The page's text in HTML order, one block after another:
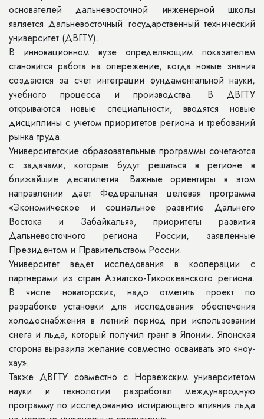
основателей дальневосточной инженерной школы
является Дальневосточный государственный технический
университет (ДВГТУ).
В инновационном вузе определяющим показателем
становится работа на опережение, когда новые знания
создаются за счет интеграции фундаментальной науки,
учебного процесса и производства. В ДВГТУ
открываются новые специальности, вводятся новые
дисциплины с учетом приоритетов региона и требований
рынка труда.
Университетские образовательные программы сочетаются
с задачами, которые будут решаться в регионе в
ближайшие десятилетия. Важные ориентиры в этом
направлении дает Федеральная целевая программа
«Экономическое и социальное развитие Дальнего
Востока и Забайкалья», приоритеты развития
Дальневосточного региона России, заявленные
Президентом и Правительством России.
Университет ведет исследования в кооперации с
партнерами из стран Азиатско-Тихоокеанского региона.
В числе новаторских, надо отметить проект по
разработке установки для исследования обеспечения
холодоснабжения в летний период при использовании
снега и льда, который получил грант в Японии. Японская
сторона выразила желание совместно осваивать это «ноу-
хау».
Также ДВГТУ совместно с Норвежским университетом
науки и технологии разработал международную
программу по исследованию истирающего влияния льда